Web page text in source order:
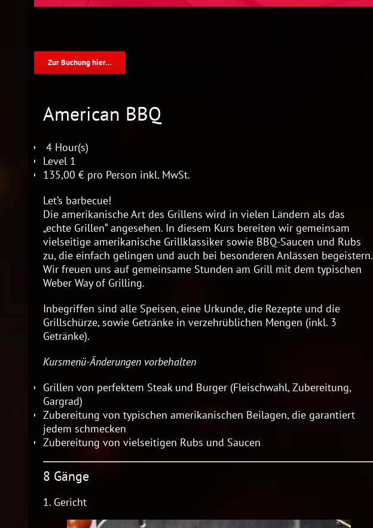
Zur Buchung hier…
American BBQ
4 Hour(s)
Level 1
135,00 € pro Person inkl. MwSt.
Let’s barbecue!
Die amerikanische Art des Grillens wird in vielen Ländern als das
„echte Grillen“ angesehen. In diesem Kurs bereiten wir gemeinsam
vielseitige amerikanische Grillklassiker sowie BBQ-Saucen und Rubs
zu, die einfach gelingen und auch bei besonderen Anlässen begeistern.
Wir freuen uns auf gemeinsame Stunden am Grill mit dem typischen
Weber Way of Grilling.
Inbegriffen sind alle Speisen, eine Urkunde, die Rezepte und die
Grillschürze, sowie Getränke in verzehrüblichen Mengen (inkl. 3
Getränke).
Kursmenü-Änderungen vorbehalten
Grillen von perfektem Steak und Burger (Fleischwahl, Zubereitung,
Gargrad)
Zubereitung von typischen amerikanischen Beilagen, die garantiert
jedem schmecken
Zubereitung von vielseitigen Rubs und Saucen
8 Gänge
1. Gericht